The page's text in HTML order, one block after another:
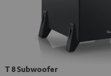
T 8 Subwoofer